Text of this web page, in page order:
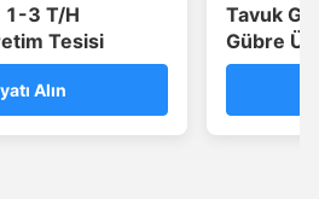
1-3 T/H
Tesisi
Alın
Tavuk
Gübre